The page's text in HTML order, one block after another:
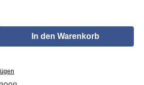
Gib den gewünschten
In den Warenkorb